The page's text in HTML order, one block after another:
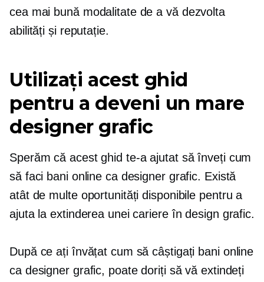
cea mai bună modalitate de a vă dezvolta
abilități și reputație.
Utilizați acest ghid
pentru a deveni un mare
designer grafic
Sperăm că acest ghid te-a ajutat să înveți cum
să faci bani online ca designer grafic. Există
atât de multe oportunități disponibile pentru a
ajuta la extinderea unei cariere în design grafic.
După ce ați învățat cum să câștigați bani online
ca designer grafic, poate doriți să vă extindeți